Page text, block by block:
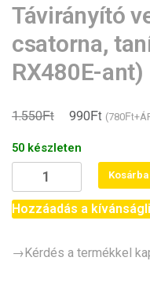
Távirányító
csatorna,
RX480E-ant)
1.550Ft
Original
1.550Ft.
990Ft Current
990Ft.
(780Ft
50 készleten
Távirányító
vevő
(Rádiós,
csatorna,
Hozzáadás a
→Kérdés a termékkel